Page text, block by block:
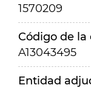
1570209
Código de la
A13043495
Entidad